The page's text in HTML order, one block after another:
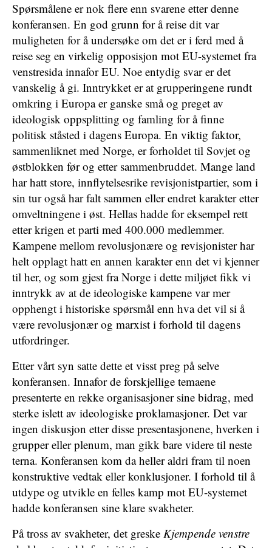
Spørsmålene er nok flere enn svarene etter denne
konferansen. En god grunn for å reise dit var
muligheten for å undersøke om det er i ferd med å
reise seg en virkelig opposisjon mot EU-systemet fra
venstresida innafor EU. Noe entydig svar er det
vanskelig å gi. Inntrykket er at grupperingene rundt
omkring i Europa er ganske små og preget av
ideologisk oppsplitting og famling for å finne
politisk ståsted i dagens Europa. En viktig faktor,
sammenliknet med Norge, er forholdet til Sovjet og
østblokken før og etter sammenbruddet. Mange land
har hatt store, innflytelsesrike revisjonistpartier, som i
sin tur også har falt sammen eller endret karakter etter
omveltningene i øst. Hellas hadde for eksempel rett
etter krigen et parti med 400.000 medlemmer.
Kampene mellom revolusjonære og revisjonister har
helt opplagt hatt en annen karakter enn det vi kjenner
til her, og som gjest fra Norge i dette miljøet fikk vi
inntrykk av at de ideologiske kampene var mer
opphengt i historiske spørsmål enn hva det vil si å
være revolusjonær og marxist i forhold til dagens
utfordringer.
Etter vårt syn satte dette et visst preg på selve
konferansen. Innafor de forskjellige temaene
presenterte en rekke organisasjoner sine bidrag, med
sterke islett av ideologiske proklamasjoner. Det var
ingen diskusjon etter disse presentasjonene, hverken i
grupper eller plenum, man gikk bare videre til neste
terna. Konferansen kom da heller aldri fram til noen
konstruktive vedtak eller konklusjoner. I forhold til å
utdype og utvikle en felles kamp mot EU-systemet
hadde konferansen sine klare svakheter.
På tross av svakheter, det greske Kjempende venstre